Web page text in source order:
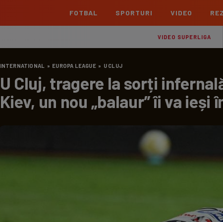
FOTBAL
Echipe Meciuri
Liga 2
Echipe Clasament Echipe
Echipe
SPORTURI VIDEO
VIDEO SUPERLIGA
INTERNATIONAL » EUROPA LEAGUE» U CLUJ
U Cluj, tragere la sorți
Kiev, un nou „balaur” îi va ieși